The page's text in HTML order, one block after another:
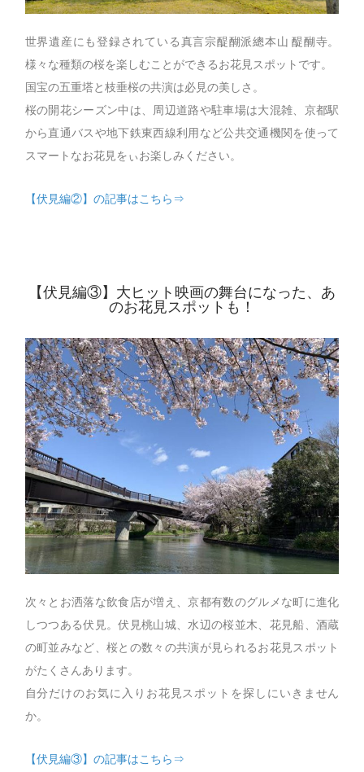
世界遺産にも登録されている真言宗醍醐派總本山 醍醐寺。
様々な種類の桜を楽しむことができるお花見スポットです。
国宝の五重塔と枝垂桜の共演は必見の美しさ。
桜の開花シーズン中は、周辺道路や駐車場は大混雑、京都駅
から直通バスや地下鉄東西線利用など公共交通機関を使って
スマートなお花見をぃお楽しみください。
【伏見編②】の記事はこちら⇒
【伏見編③】大ヒット映画の舞台になった、あ
のお花見スポットも！
次々とお洒落な飲食店が増え、京都有数のグルメな町に進化
しつつある伏見。伏見桃山城、水辺の桜並木、花見船、酒蔵
の町並みなど、桜との数々の共演が見られるお花見スポット
がたくさんあります。
自分だけのお気に入りお花見スポットを探しにいきません
か。
【伏見編③】の記事はこちら⇒